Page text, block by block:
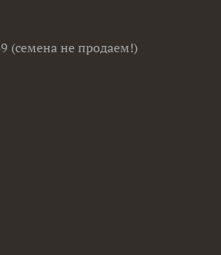
(семена не продаем!)